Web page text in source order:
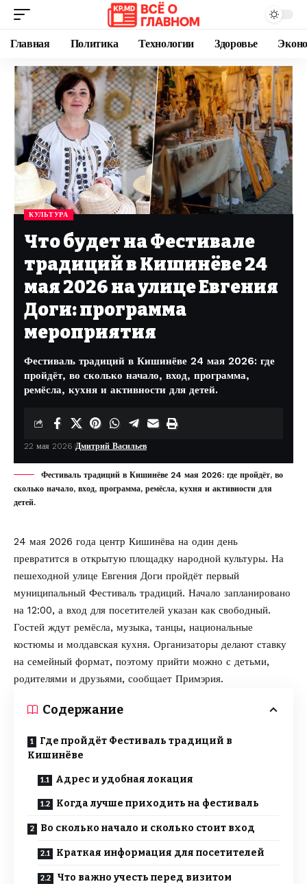
Главная Политика Технологии Здоровье
КУЛЬТУРА
Что будет на Фестивале
традиций в Кишинёве 24
мая 2026 на улице Евгения
Доги: программа
мероприятия
Фестиваль традиций в Кишинёве 24 мая 2026: где
пройдёт, во сколько начало, вход, программа,
ремёсла, кухня и активности для детей.
22 мая 2026 Дмитрий Васильев
Фестиваль традиций в Кишинёве 24 мая 2026: где пройдёт, во
сколько начало, вход, программа, ремёсла, кухня и активности для
детей.
24 мая 2026 года центр Кишинёва на один день
превратится в открытую площадку народной культуры. На
пешеходной улице Евгения Доги пройдёт первый
муниципальный Фестиваль традиций. Начало запланировано
на 12:00, а вход для посетителей указан как свободный.
Гостей ждут ремёсла, музыка, танцы, национальные
костюмы и молдавская кухня. Организаторы делают ставку
на семейный формат, поэтому прийти можно с детьми,
родителями и друзьями, сообщает Примэрия.
Содержание
Где пройдёт Фестиваль традиций в
Кишинёве
Адрес и удобная локация
Когда лучше приходить на фестиваль
Во сколько начало и сколько стоит вход
Краткая информация для посетителей
Что важно учесть перед визитом